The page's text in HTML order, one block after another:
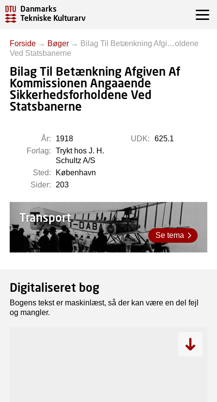
Danmarks
Tekniske Kulturarv
Forside → Bøger → Bilag Til Betænkning Afgi…oldene
Ved Statsbanerne
Bilag Til Betænkning Afgiven Af
Kommissionen Angaaende
Sikkerhedsforholdene Ved
Statsbanerne
År:
1918
Forlag:
Trykt hos J. H.
Schultz A/S
Sted:
København
Sider:
203
UDK: 625.1
Transport
Se tema
Digitaliseret bog
Bogens tekst er maskinlæst, så der kan være en del fejl
og mangler.